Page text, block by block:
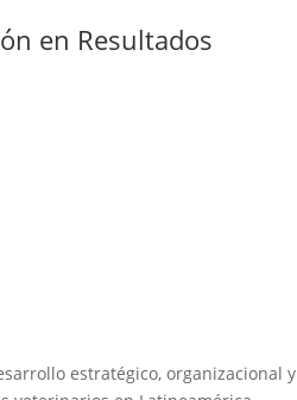
en Resultados
estratégico, organizacional y